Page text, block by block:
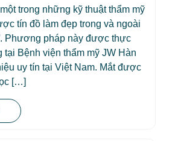
trong những kỹ thuật thẩm mỹ
tín đồ làm đẹp trong và ngoài
Phương pháp này được thực
tại Bệnh viện thẩm mỹ JW Hàn
uy tín tại Việt Nam. Mắt được
[…]